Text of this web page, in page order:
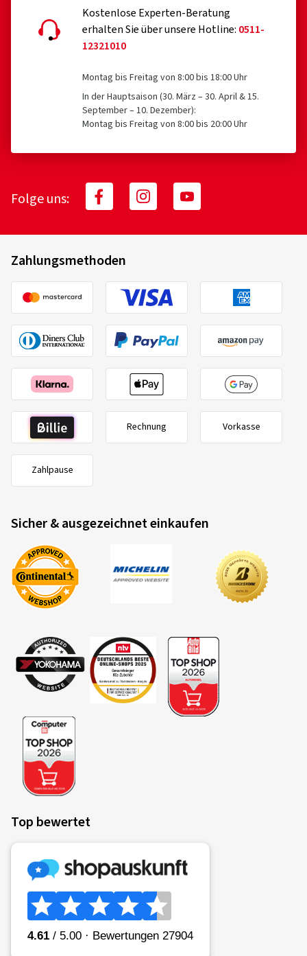
Kostenlose Experten-Beratung
erhalten Sie über unsere Hotline: 0511-
12321010
Montag bis Freitag von 8:00 bis 18:00 Uhr
In der Hauptsaison (30. März – 30. April & 15.
September – 10. Dezember):
Montag bis Freitag von 8:00 bis 20:00 Uhr
Folge uns:
Zahlungsmethoden
Rechnung Vorkasse
Zahlpause
Sicher & ausgezeichnet einkaufen
Top bewertet